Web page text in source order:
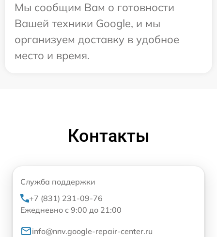
Мы сообщим Вам о готовности
Вашей техники Google, и мы
организуем доставку в удобное
место и время.
Контакты
Служба поддержки
+7 (831) 231-09-76
Ежедневно с 9:00 до 21:00
info@nnv.google-repair-center.ru